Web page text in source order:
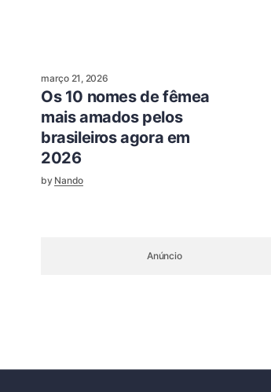
março 21, 2026
Os 10 nomes de fêmea
mais amados pelos
brasileiros agora em
2026
by Nando
Anúncio